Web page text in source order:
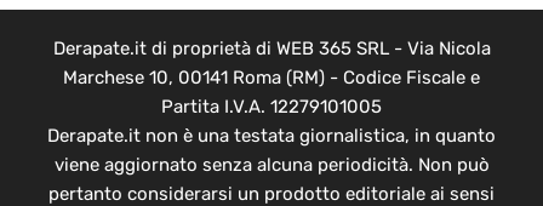
Derapate.it di proprietà di WEB 365 SRL - Via Nicola
Marchese 10, 00141 Roma (RM) - Codice Fiscale e
Partita I.V.A. 12279101005
Derapate.it non è una testata giornalistica, in quanto
viene aggiornato senza alcuna periodicità. Non può
pertanto considerarsi un prodotto editoriale ai sensi